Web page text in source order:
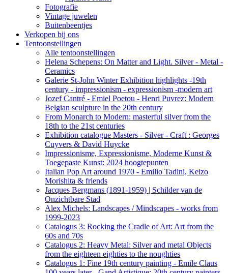
Fotografie
Vintage juwelen
Buitenbeentjes
Verkopen bij ons
Tentoonstellingen
Alle tentoonstellingen
Helena Schepens: On Matter and Light. Silver - Metal -
Ceramics
Galerie St-John Winter Exhibition highlights -19th
century - impressionism - expressionism -modern art
Jozef Cantré - Emiel Poetou - Henri Puvrez: Modern
Belgian sculpture in the 20th century
From Monarch to Modern: masterful silver from the
18th to the 21st centuries
Exhibition catalogue Masters - Silver - Craft : Georges
Cuyvers & David Huycke
Impressionisme, Expressionisme, Moderne Kunst &
Toegepaste Kunst: 2024 hoogtepunten
Italian Pop Art around 1970 - Emilio Tadini, Keizo
Morishita & friends
Jacques Bergmans (1891-1959) | Schilder van de
Onzichtbare Stad
Alex Michels: Landscapes / Mindscapes - works from
1999-2023
Catalogus 3: Rocking the Cradle of Art: Art from the
60s and 70s
Catalogus 2: Heavy Metal: Silver and metal Objects
from the eighteen eighties to the noughties
Catalogus 1: Fine 19th century painting - Emile Claus